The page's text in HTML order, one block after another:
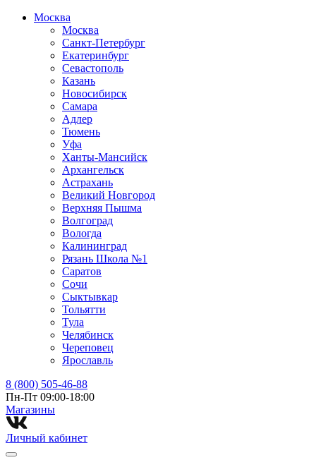
Москва
Москва
Санкт-Петербург
Екатеринбург
Севастополь
Казань
Новосибирск
Самара
Адлер
Тюмень
Уфа
Ханты-Мансийск
Архангельск
Астрахань
Великий Новгород
Верхняя Пышма
Волгоград
Вологда
Калининград
Рязань Школа №1
Саратов
Сочи
Сыктывкар
Тольятти
Тула
Челябинск
Череповец
Ярославль
8 (800) 505-46-88
Пн-Пт 09:00-18:00
Магазины⁠
Личный кабинет